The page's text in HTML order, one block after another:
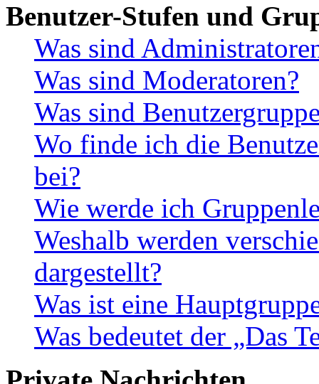
Benutzer-Stufen und
Was sind
Was sind Moderatoren?
Was sind
Wo finde ich die
bei?
Wie werde ich
Weshalb werden
dargestellt?
Was ist eine
Was bedeutet der „Das